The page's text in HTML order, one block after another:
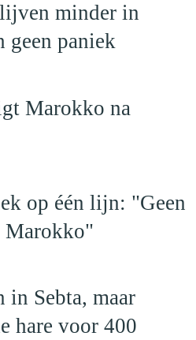
minder in
geen paniek
Marokko na
op één lijn: "Geen
Marokko"
in Sebta, maar
hare voor 400